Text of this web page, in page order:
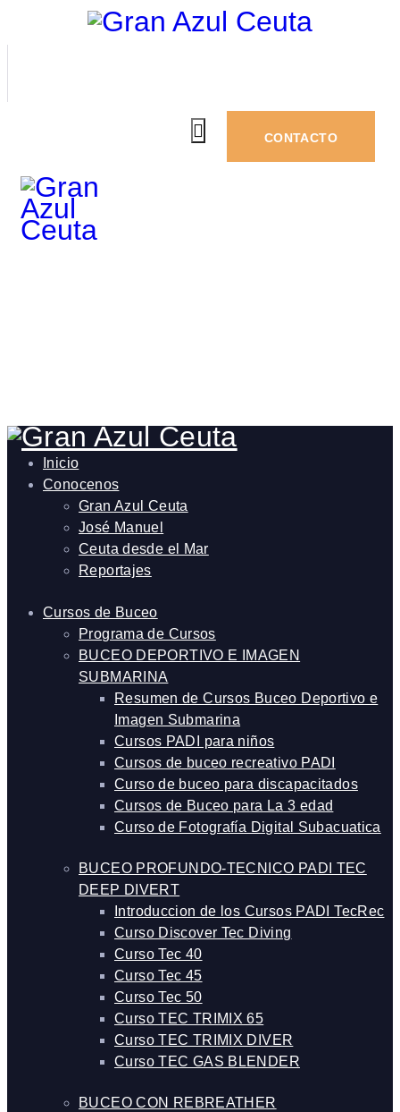
CONTACTO
Inicio
Conocenos
Gran Azul Ceuta
José Manuel
Ceuta desde el Mar
Reportajes
Cursos de Buceo
Programa de Cursos
BUCEO DEPORTIVO E IMAGEN
SUBMARINA
Resumen de Cursos Buceo Deportivo e
Imagen Submarina
Cursos PADI para niños
Cursos de buceo recreativo PADI
Curso de buceo para discapacitados
Cursos de Buceo para La 3 edad
Curso de Fotografía Digital Subacuatica
BUCEO PROFUNDO-TECNICO PADI TEC
DEEP DIVERT
Introduccion de los Cursos PADI TecRec
Curso Discover Tec Diving
Curso Tec 40
Curso Tec 45
Curso Tec 50
Curso TEC TRIMIX 65
Curso TEC TRIMIX DIVER
Curso TEC GAS BLENDER
BUCEO CON REBREATHER